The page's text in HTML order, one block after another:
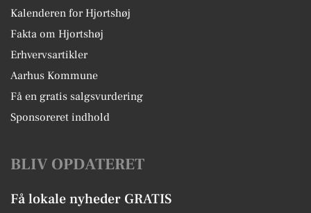
Kalenderen for Hjortshøj
Fakta om Hjortshøj
Erhvervsartikler
Aarhus Kommune
Få en gratis salgsvurdering
Sponsoreret indhold
BLIV OPDATERET
Få lokale nyheder GRATIS